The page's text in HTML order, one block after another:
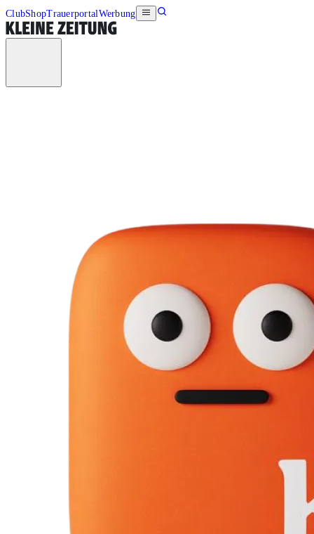
ClubShopTrauerportalWerbung